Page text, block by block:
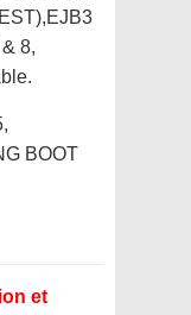
8,
BOOT
et